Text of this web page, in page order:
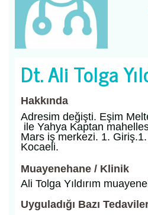
Dt. Ali Tolga
Hakkında
Adresim değişti. Eşim
ile Yahya Kaptan
Mars iş merkezi. 1.
Kocaeli.
Muayenehane / Klinik
Ali Tolga Yıldırım
Uyguladığı Bazı